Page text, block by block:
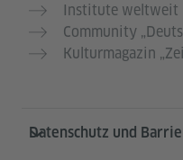
Institute weltweit
Community
Kulturmagazin
Datenschutz und